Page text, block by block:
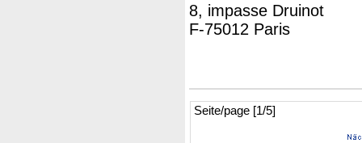
8, impasse Druinot
F-75012 Paris
Seite/page [1/5]